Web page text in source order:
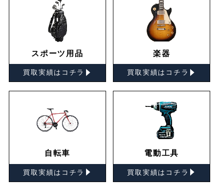
スポーツ用品
買取実績はコチラ ▸
楽器
買取実績はコチラ ▸
自転車
買取実績はコチラ ▸
電動工具
買取実績はコチラ ▸